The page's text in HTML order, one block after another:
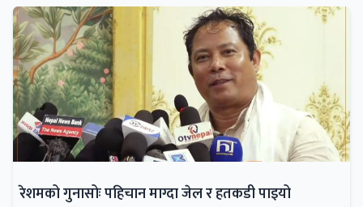
रेशमको गुनासोः पहिचान माग्दा जेल र हतकडी पाइयो